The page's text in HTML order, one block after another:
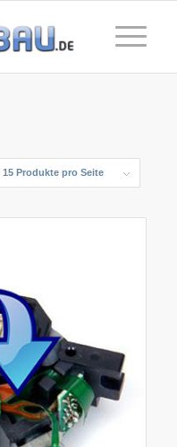
15 Produkte pro Seite